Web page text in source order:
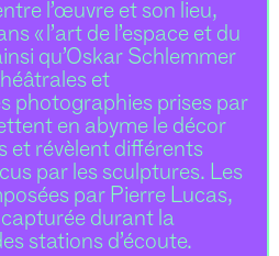
l’œuvre et son lieu,
« l’art de l’espace et du
qu’Oskar Schlemmer
et
photographies prises par
en abyme le décor
et révèlent différents
par les sculptures. Les
par Pierre Lucas,
capturée durant la
stations d’écoute.